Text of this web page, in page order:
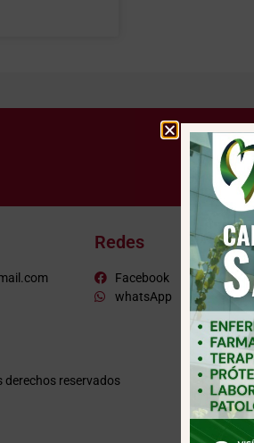
Redes
Facebook
whatsApp
derechos reservados